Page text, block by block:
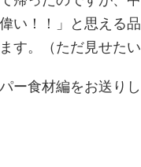
い！！」と思える
す。（ただ見せたい
ー食材編をお送りし